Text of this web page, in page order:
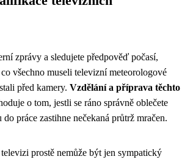
zprávy a sledujete předpověď počasí,
všechno museli televizní meteorologové
před kamery. Vzdělání a příprava těchto
o tom, jestli se ráno správně oblečete
do práce zastihne nečekaná průtrž mračen.
prostě nemůže být jen sympatický